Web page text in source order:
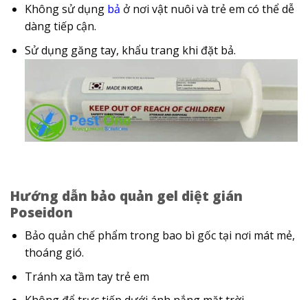
Không sử dụng bả ở nơi vật nuôi và trẻ em có thể dễ
dàng tiếp cận.
Sử dụng găng tay, khẩu trang khi đặt bả.
Hướng dẫn bảo quản gel diệt gián
Poseidon
Bảo quản chế phẩm trong bao bì gốc tại nơi mát mẻ,
thoáng gió.
Tránh xa tầm tay trẻ em